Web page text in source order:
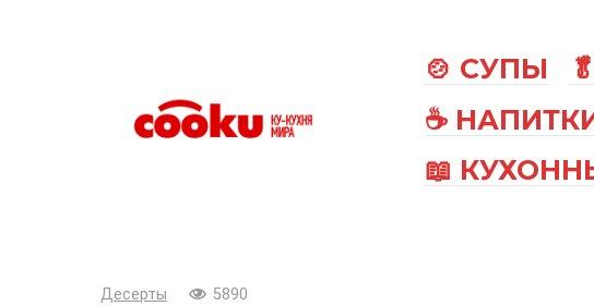
🍲 СУПЫ
☕
📖
Десерты 5890